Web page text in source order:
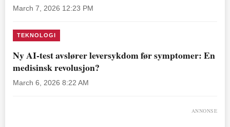
March 7, 2026 12:23 PM
TEKNOLOGI
Ny AI-test avslører leversykdom før symptomer: En
medisinsk revolusjon?
March 6, 2026 8:22 AM
ANNONSE